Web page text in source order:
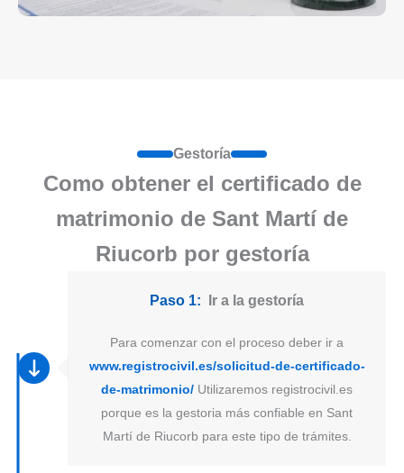
Gestoría
Como obtener el certificado de
matrimonio de Sant Martí de
Riucorb por gestoría
Paso 1: Ir a la gestoría
Para comenzar con el proceso deber ir a
www.registrocivil.es/solicitud-de-certificado-
de-matrimonio/ Utilizaremos registrocivil.es
porque es la gestoria más confiable en Sant
Martí de Riucorb para este tipo de trámites.